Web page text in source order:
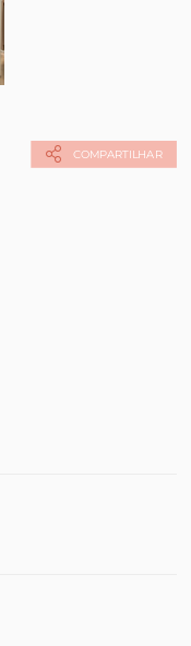
COMPARTILHAR